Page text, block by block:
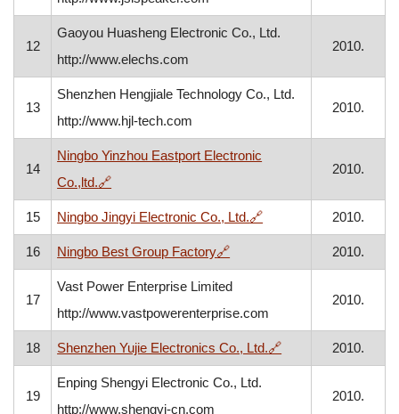
12
Gaoyou Huasheng Electronic Co., Ltd.
http://www.elechs.com
2010.
13
Shenzhen Hengjiale Technology Co., Ltd.
http://www.hjl-tech.com
2010.
14
Ningbo Yinzhou Eastport Electronic
Co.,ltd.🔗, otvara se u novom prozoru
2010.
15 Ningbo Jingyi Electronic Co., Ltd.🔗, otvara se u novom
2010.
16 Ningbo Best Group Factory🔗, otvara se u novom prozoru
2010.
17
Vast Power Enterprise Limited
http://www.vastpowerenterprise.com
2010.
18 Shenzhen Yujie Electronics Co., Ltd.🔗, otvara se u
2010.
19
Enping Shengyi Electronic Co., Ltd.
http://www.shengyi-cn.com
2010.